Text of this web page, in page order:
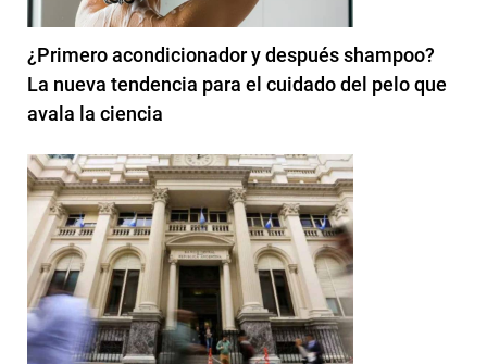
¿Primero acondicionador y después shampoo?
La nueva tendencia para el cuidado del pelo que
avala la ciencia